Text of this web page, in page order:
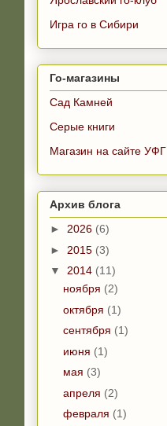
Игра го в Сибири
Го-магазины
Сад Камней
Серые книги
Магазин на сайте УФГ
Архив блога
► 2026 (6)
► 2015 (3)
▼ 2014 (11)
ноября (2)
октября (1)
сентября (1)
июня (1)
мая (3)
апреля (2)
февраля (1)